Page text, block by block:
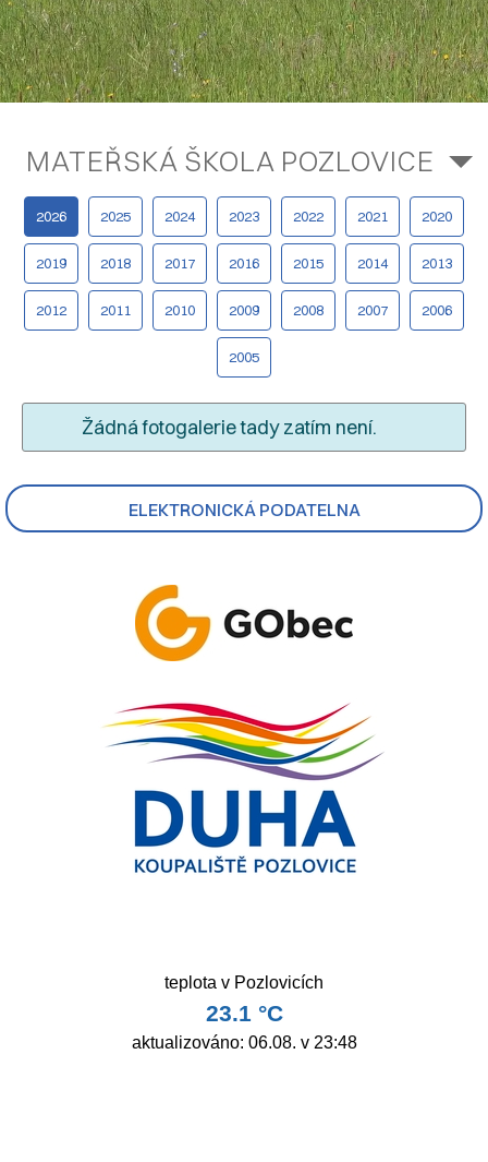
ELEKTRONICKÁ PODATELNA
MATEŘSKÁ ŠKOLA POZLOVICE
2026 2025 2024 2023 2022 2021 2020
2019 2018 2017 2016 2015 2014 2013
2012 2011 2010 2009 2008 2007 2006
2005
Žádná fotogalerie tady zatím není.